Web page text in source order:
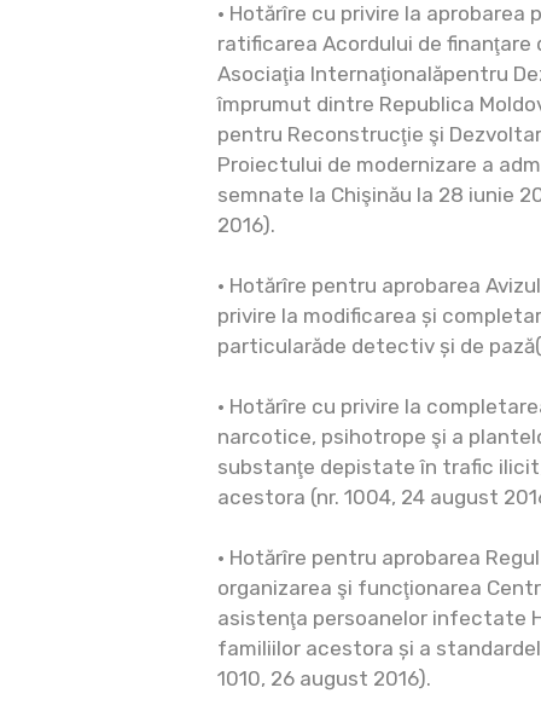
• Hotărîre cu privire la
ratificarea Acordului de finanţare
Asociaţia Internaţionalăpentru
împrumut dintre Republica
pentru Reconstrucţie şi
Proiectului de modernizare a
semnate la Chişinău la 28 iunie
2016).
• Hotărîre pentru aprobarea
privire la modificarea și
particularăde detectiv și de
• Hotărîre cu privire la
narcotice, psihotrope şi a
substanţe depistate în trafic
acestora (nr. 1004, 24 august
• Hotărîre pentru aprobarea
organizarea şi funcţionarea
asistenţa persoanelor infectate
familiilor acestora și a
1010, 26 august 2016).